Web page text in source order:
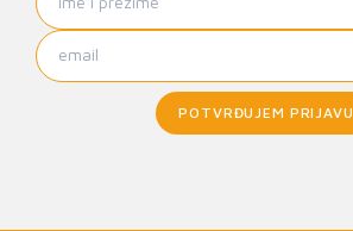
POTVRĐUJEM PRIJAVU